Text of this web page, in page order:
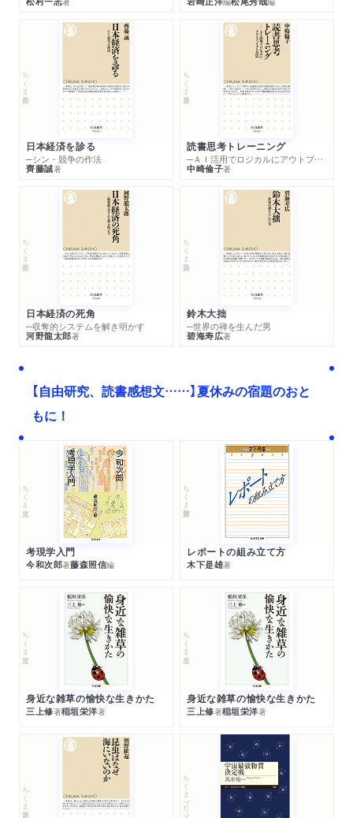
ちくま新書
日本経済を診る
─シン・競争の作法
齊藤誠著
ちくま新書
読書思考トレーニング
─ＡＩ活用でロジカルにアウトプットする技法
中崎倫子著
ちくま新書
日本経済の死角
─収奪的システムを解き明かす
河野龍太郎著
ちくま新書
鈴木大拙
─世界の禅を生んだ男
碧海寿広著
【自由研究、読書感想文……】夏休みの宿題のおと
もに！
ちくま文庫
考現学入門
今和次郎著藤森照信編
ちくま学芸文庫
レポートの組み立て方
木下是雄著
ちくま文庫
身近な雑草の愉快な生きかた
三上修著稲垣栄洋著
ちくま文庫
身近な雑草の愉快な生きかた
三上修著稲垣栄洋著
ちくま新書 ちくまプリマー新書